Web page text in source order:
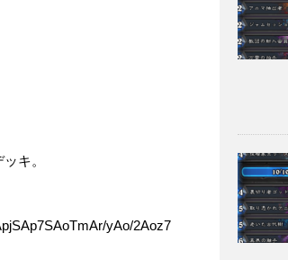
キ。
yAo/2Aoz7